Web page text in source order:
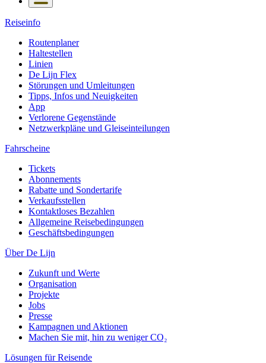
Reiseinfo
Routenplaner
Haltestellen
Linien
De Lijn Flex
Störungen und Umleitungen
Tipps, Infos und Neuigkeiten
App
Verlorene Gegenstände
Netzwerkpläne und Gleiseinteilungen
Fahrscheine
Tickets
Abonnements
Rabatte und Sondertarife
Verkaufsstellen
Kontaktloses Bezahlen
Allgemeine Reisebedingungen
Geschäftsbedingungen
Über De Lijn
Zukunft und Werte
Organisation
Projekte
Jobs
Presse
Kampagnen und Aktionen
Machen Sie mit, hin zu weniger CO₂
Lösungen für Reisende